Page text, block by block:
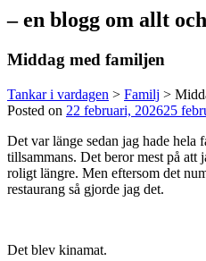
– en blogg om allt
Middag med familjen
Tankar i vardagen > Familj >
Posted on 22 februari, 202625
Det var länge sedan jag hade hela
tillsammans. Det beror mest på att
roligt längre. Men eftersom det
restaurang så gjorde jag det.
Det blev kinamat.